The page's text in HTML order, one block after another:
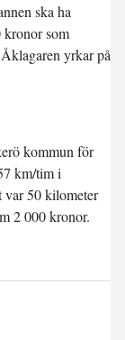
ska ha
som
yrkar på
kommun för
km/tim i
var 50 kilometer
2 000 kronor.